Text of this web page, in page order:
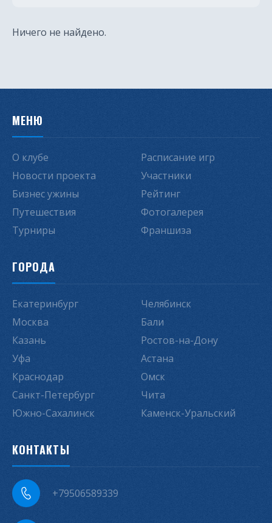
Ничего не найдено.
МЕНЮ
О клубе
Новости проекта
Бизнес ужины
Путешествия
Турниры
Расписание игр
Участники
Рейтинг
Фотогалерея
Франшиза
ГОРОДА
Екатеринбург
Москва
Казань
Уфа
Краснодар
Санкт-Петербург
Южно-Сахалинск
Челябинск
Бали
Ростов-на-Дону
Астана
Омск
Чита
Каменск-Уральский
КОНТАКТЫ
+79506589339